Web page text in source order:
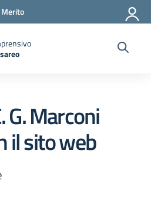
G. Marconi
il sito web